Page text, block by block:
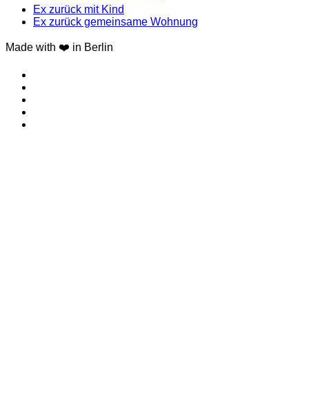
Ex zurück mit Kind
Ex zurück gemeinsame Wohnung
Made with ❤️ in Berlin